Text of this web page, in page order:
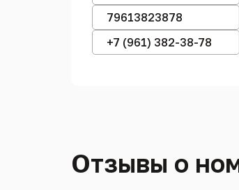
79613823878
+7 (961) 382-38-78
Отзывы о